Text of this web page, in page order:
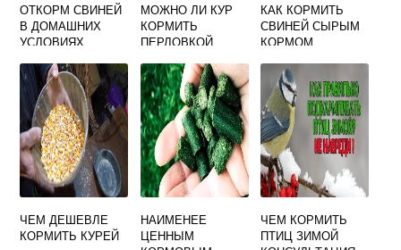
ОТКОРМ СВИНЕЙ
В ДОМАШНИХ
УСЛОВИЯХ
МОЖНО ЛИ КУР
КОРМИТЬ
ПЕРЛОВКОЙ
КАК КОРМИТЬ
СВИНЕЙ СЫРЫМ
КОРМОМ
ЧЕМ ДЕШЕВЛЕ
КОРМИТЬ КУРЕЙ
НАИМЕНЕЕ
ЦЕННЫМ
ЧЕМ КОРМИТЬ
ПТИЦ ЗИМОЙ